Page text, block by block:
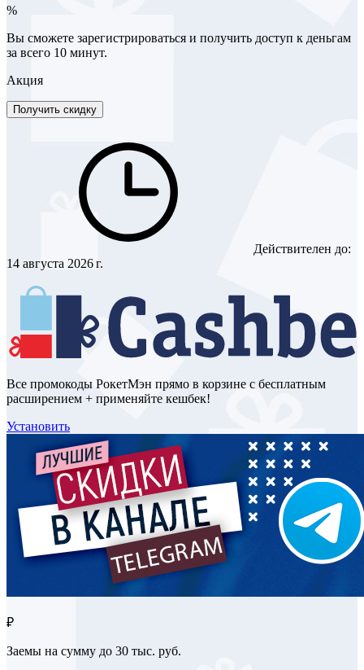
%
Вы сможете зарегистрироваться и получить доступ к деньгам
за всего 10 минут.
Акция
Получить скидку
Действителен до:
14 августа 2026 г.
Все промокоды РокетМэн прямо в корзине с бесплатным
расширением + применяйте кешбек!
Установить
₽
Заемы на сумму до 30 тыс. руб.